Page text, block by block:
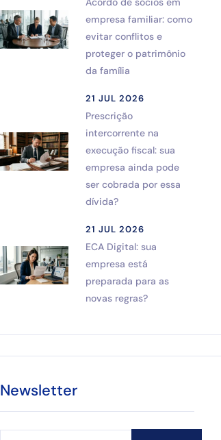
empresa familiar: como
evitar conflitos e
proteger o patrimônio
da família
21 JUL 2026
Prescrição
intercorrente na
execução fiscal: sua
empresa ainda pode
ser cobrada por essa
dívida?
21 JUL 2026
ECA Digital: sua
empresa está
preparada para as
novas regras?
Newsletter